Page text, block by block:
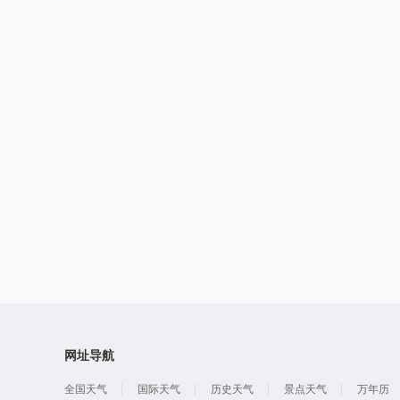
网址导航
全国天气 国际天气 历史天气 景点天气 万年历